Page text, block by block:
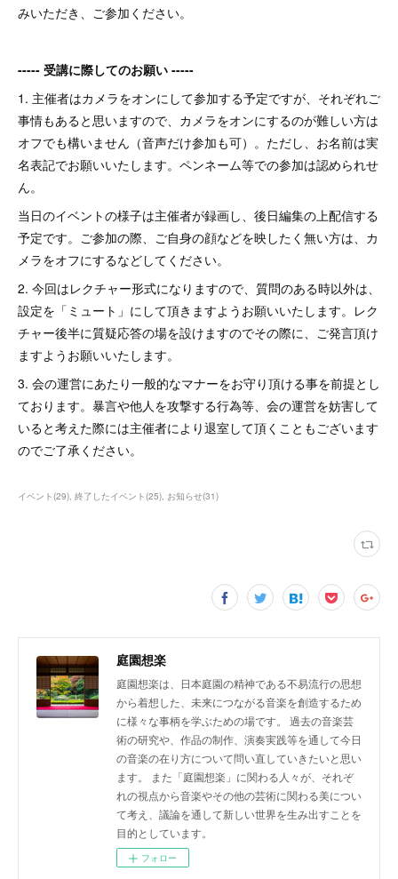
みいただき、ご参加ください。
----- 受講に際してのお願い -----
1. 主催者はカメラをオンにして参加する予定ですが、それぞれご
事情もあると思いますので、カメラをオンにするのが難しい方は
オフでも構いません（音声だけ参加も可）。ただし、お名前は実
名表記でお願いいたします。ペンネーム等での参加は認められせ
ん。
当日のイベントの様子は主催者が録画し、後日編集の上配信する
予定です。ご参加の際、ご自身の顔などを映したく無い方は、カ
メラをオフにするなどしてください。
2. 今回はレクチャー形式になりますので、質問のある時以外は、
設定を「ミュート」にして頂きますようお願いいたします。レク
チャー後半に質疑応答の場を設けますのでその際に、ご発言頂け
ますようお願いいたします。
3. 会の運営にあたり一般的なマナーをお守り頂ける事を前提とし
ております。暴言や他人を攻撃する行為等、会の運営を妨害して
いると考えた際には主催者により退室して頂くこともございます
のでご了承ください。
イベント(29) 終了したイベント(25) お知らせ(31)
庭園想楽
庭園想楽は、日本庭園の精神である不易流行の思想
から着想した、未来につながる音楽を創造するため
に様々な事柄を学ぶための場です。 過去の音楽芸
術の研究や、作品の制作、演奏実践等を通して今日
の音楽の在り方について問い直していきたいと思い
ます。 また「庭園想楽」に関わる人々が、それぞ
れの視点から音楽やその他の芸術に関わる美につい
て考え、議論を通して新しい世界を生み出すことを
目的としています。
フォロー